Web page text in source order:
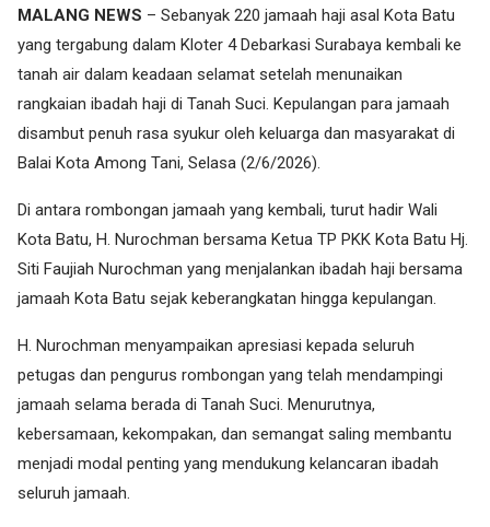
MALANG NEWS – Sebanyak 220 jamaah haji asal Kota Batu
yang tergabung dalam Kloter 4 Debarkasi Surabaya kembali ke
tanah air dalam keadaan selamat setelah menunaikan
rangkaian ibadah haji di Tanah Suci. Kepulangan para jamaah
disambut penuh rasa syukur oleh keluarga dan masyarakat di
Balai Kota Among Tani, Selasa (2/6/2026).
Di antara rombongan jamaah yang kembali, turut hadir Wali
Kota Batu, H. Nurochman bersama Ketua TP PKK Kota Batu Hj.
Siti Faujiah Nurochman yang menjalankan ibadah haji bersama
jamaah Kota Batu sejak keberangkatan hingga kepulangan.
H. Nurochman menyampaikan apresiasi kepada seluruh
petugas dan pengurus rombongan yang telah mendampingi
jamaah selama berada di Tanah Suci. Menurutnya,
kebersamaan, kekompakan, dan semangat saling membantu
menjadi modal penting yang mendukung kelancaran ibadah
seluruh jamaah.